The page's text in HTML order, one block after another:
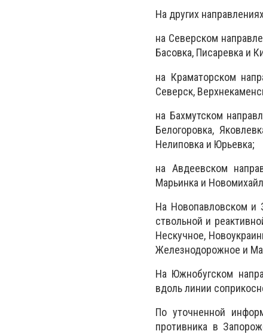
На других
на Северском
Басовка, Писаревка и
на Краматорском
Северск,
на Бахмутском
Белогоровка,
Нелиповка и Юрьевка;
на Авдеевском
Марьинка и
На Новопавловском и
ствольной и
Нескучное,
Железнодорожное и
На Южнобугском
вдоль линии
По уточненной
противника в